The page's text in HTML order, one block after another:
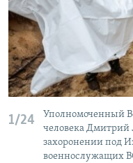
1/24
Уполномоченный
человека Дмитрий
захоронении под
военнослужащих